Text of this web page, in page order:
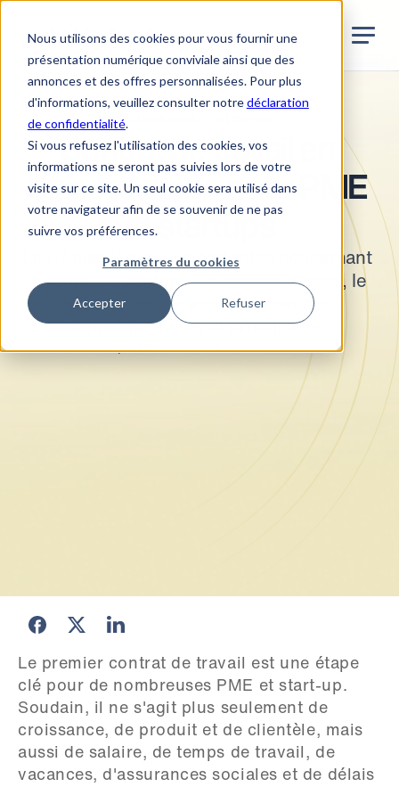
Nous utilisons des cookies pour vous fournir une
présentation numérique conviviale ainsi que des
annonces et des offres personnalisées. Pour plus
d'informations, veuillez consulter notredéclaration
de confidentialité.
Si vous refusez l'utilisation des cookies, vos
informations ne seront pas suivies lors de votre
visite sur ce site. Un seul cookie sera utilisé dans
votre navigateur afin de se souvenir de ne pas
suivre vos préférences.
Paramètres du cookies
Accepter Refuser
Contrat de travail en
Suisse : guide pour PME
et startups
Les règles les plus importantes concernant
la forme, le contenu, la période d'essai, le
salaire, les vacances, les heures
supplémentaires et la résiliation.
juin 2026
Le premier contrat de travail est une étape
clé pour de nombreuses PME et start-up.
Soudain, il ne s'agit plus seulement de
croissance, de produit et de clientèle, mais
aussi de salaire, de temps de travail, de
vacances, d'assurances sociales et de délais